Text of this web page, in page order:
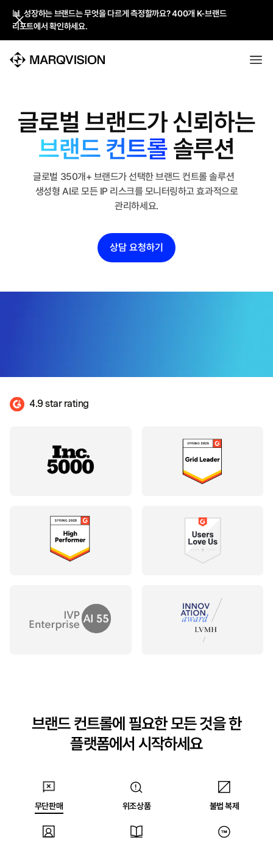
📊 성장하는 브랜드는 무엇을 다르게 측정할까요? 400개 K-브랜드
리포트에서 확인하세요.
📊 성장하는 브랜드는 무엇을 다르게 측정할까요? 400개 K-브랜드
리포트에서 확인하세요.
글로벌 브랜드가 신뢰하는
브랜드 컨트롤솔루션
글로벌 350개+ 브랜드가 선택한 브랜드 컨트롤 솔루션
생성형 AI로 모든IP 리스크를 모니터링하고 효과적으로
관리하세요.
상담 요청하기
4.9 star rating
브랜드 컨트롤에 필요한 모든 것을 한
플랫폼에서 시작하세요
무단판매 위조상품 불법 복제